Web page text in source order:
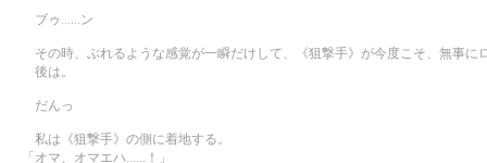
ブゥ……ン
その時、ぶれるような感覚が一瞬だけして、《狙撃手》が今度こそ、無事に
後は。
だんっ
私は《狙撃手》の側に着地する。
「オマ、オマエハ……！」